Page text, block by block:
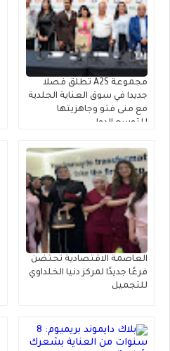
مجموعة A2S تطلق فصلا
جديدا في سوق العناية الجلدية
مع منى فتو وجاهزيتها
للتوسع الدولي
العاصمة الاقتصادية تحتضن
فرعًا جديدًا لمركز دنيا الخلداوي
للتجميل